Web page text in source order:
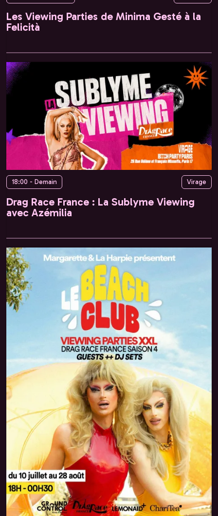
Les Viewing Parties de Minima Gesté à la
Felicità
18:00 - Demain Virage
Drag Race France : La Sublyme Viewing
avec Azémilia